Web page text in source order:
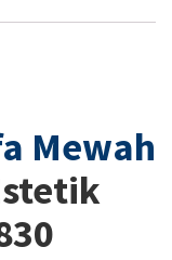
Mewah